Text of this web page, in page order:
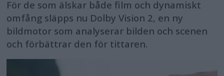
För de som älskar både film och dynamiskt
omfång släpps nu Dolby Vision 2, en ny
bildmotor som analyserar bilden och scenen
och förbättrar den för tittaren.